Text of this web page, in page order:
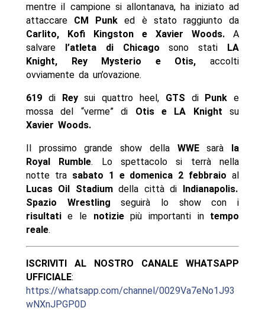
mentre il campione si allontanava, ha iniziato ad
attaccare CM Punk ed è stato raggiunto da
Carlito, Kofi Kingston e Xavier Woods. A
salvarel’atleta di Chicago sono stati
LA
Knight, Rey Mysterio e Otis, accolti
ovviamente da un’ovazione.
619di Reysui quattro heel, GTS di Punk e
mossa del “verme” di Otis e LA Knight su
Xavier Woods.
Il prossimo grande show della WWEsarà
la
Royal Rumble. Lo spettacolo si terrà nella
notte tra sabato 1 e domenica 2 febbraioal
Lucas Oil Stadiumdella città di
Indianapolis.
Spazio Wrestling seguirà lo show con i
risultatie le notiziepiù importanti in tempo
reale.
ISCRIVITI AL NOSTRO CANALE WHATSAPP
UFFICIALE:
https://whatsapp.com/channel/0029Va7eNo1J93
wNXnJPGP0D